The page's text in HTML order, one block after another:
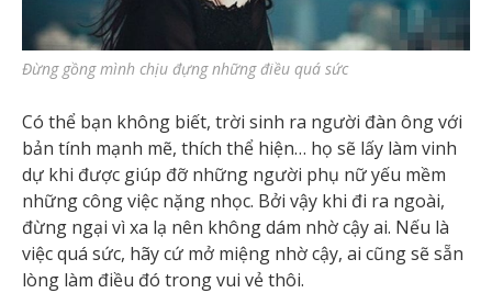
Đừng gồng mình chịu đựng những điều quá sức
Có thể bạn không biết, trời sinh ra người đàn ông với
bản tính mạnh mẽ, thích thể hiện… họ sẽ lấy làm vinh
dự khi được giúp đỡ những người phụ nữ yếu mềm
những công việc nặng nhọc. Bởi vậy khi đi ra ngoài,
đừng ngại vì xa lạ nên không dám nhờ cậy ai. Nếu là
việc quá sức, hãy cứ mở miệng nhờ cậy, ai cũng sẽ sẵn
lòng làm điều đó trong vui vẻ thôi.